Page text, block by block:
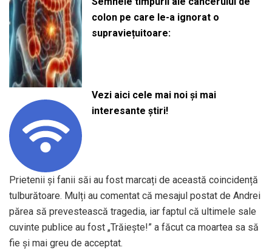
colon pe care le-a ignorat o
supraviețuitoare:
Vezi aici cele mai noi și mai
interesante știri!
Prietenii și fanii săi au fost marcați de această coincidență
tulburătoare. Mulți au comentat că mesajul postat de Andrei
părea să prevestească tragedia, iar faptul că ultimele sale
cuvinte publice au fost „Trăiește!” a făcut ca moartea sa să
fie și mai greu de acceptat.